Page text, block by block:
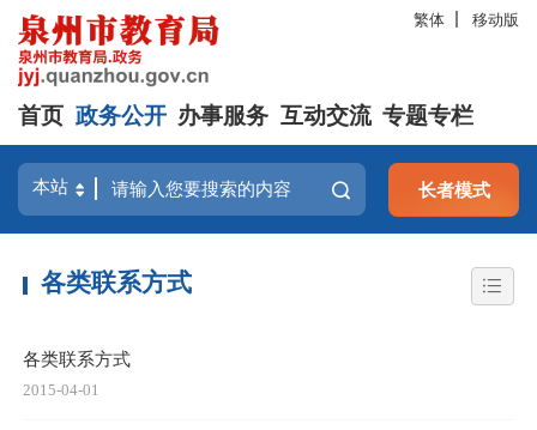
繁体 移动版
首页 政务公开 办事服务 互动交流 专题专栏
长者模式
各类联系方式
各类联系方式
2015-04-01